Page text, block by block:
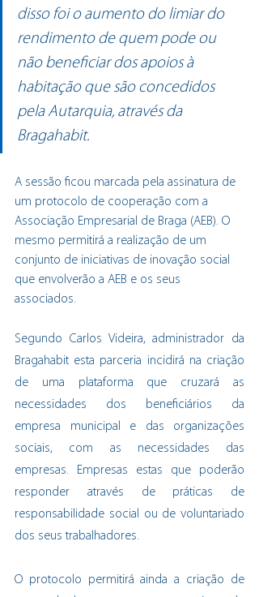
disso foi o aumento do limiar do
rendimento de quem pode ou
não beneficiar dos apoios à
habitação que são concedidos
pela Autarquia, através da
Bragahabit.
A sessão ficou marcada pela assinatura de
um protocolo de cooperação com a
Associação Empresarial de Braga (AEB). O
mesmo permitirá a realização de um
conjunto de iniciativas de inovação social
que envolverão a AEB e os seus
associados.
Segundo Carlos Videira, administrador da
Bragahabit esta parceria incidirá na criação
de uma plataforma que cruzará as
necessidades dos beneficiários da
empresa municipal e das organizações
sociais, com as necessidades das
empresas. Empresas estas que poderão
responder através de práticas de
responsabilidade social ou de voluntariado
dos seus trabalhadores.
O protocolo permitirá ainda a criação de